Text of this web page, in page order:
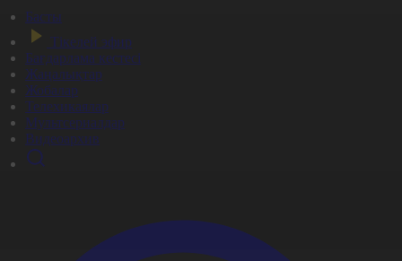
Басты
Тікелей эфир
Бағдарлама кестесі
Жаңалықтар
Жобалар
Телехикаялар
Мультсериалдар
Видеоархив